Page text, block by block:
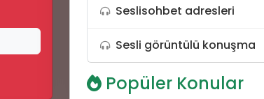
💙
Seslisohbet adresleri
Sesli görüntülü konuşma
Popüler Konular